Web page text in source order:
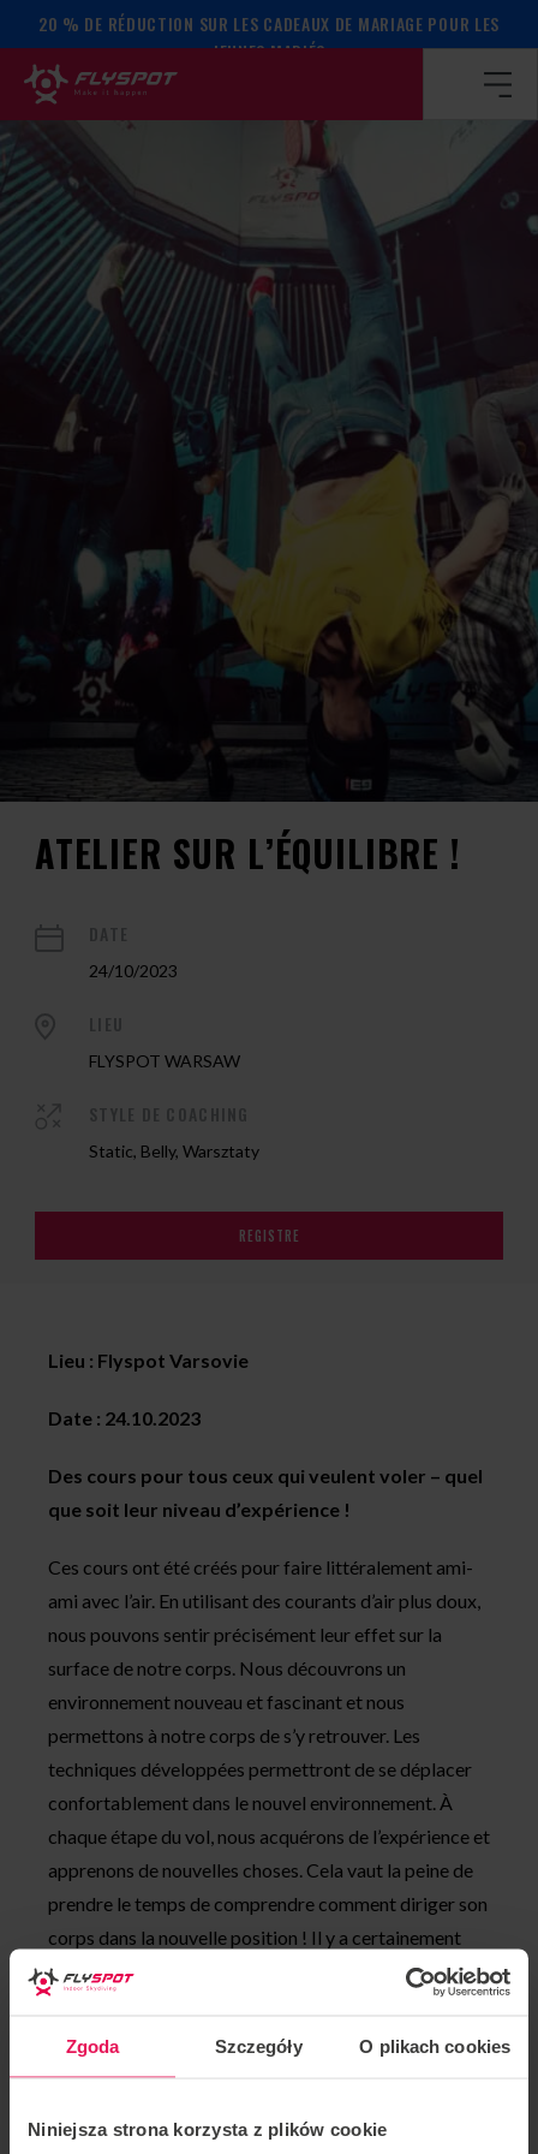
Zgoda Szczegóły O plikach cookies
Niniejsza strona korzysta z plików cookie
20 % DE RÉDUCTION SUR LES CADEAUX DE MARIAGE POUR LES
JEUNES MARIÉS
Page d’accueil / Calendrier des événements / ATELIER SUR
ATELIER SUR L’ÉQUILIBRE !
24/10/2023
FLYSPOT WARSAW
Static, Belly, Warsztaty
REGISTRE
Lieu : Flyspot Varsovie
Date : 24.10.2023
Des cours pour tous ceux qui veulent voler – quel
que soit leur niveau d’expérience !
Ces cours ont été créés pour faire littéralement ami-
ami avec l’air. En utilisant des courants d’air plus doux,
nous pouvons sentir précisément leur effet sur la
surface de notre corps. Nous découvrons un
environnement nouveau et fascinant et nous
permettons à notre corps de s’y retrouver. Les
techniques développées permettront de se déplacer
confortablement dans le nouvel environnement. À
chaque étape du vol, nous acquérons de l’expérience et
apprenons de nouvelles choses. Cela vaut la peine de
prendre le temps de comprendre comment diriger son
corps dans la nouvelle position ! Il y a certainement
quelque chose d’intéressant pour tout le monde dans
ces activités.
Pendant l’atelier, il y a trois participants et un
voler plus pour moins cher !